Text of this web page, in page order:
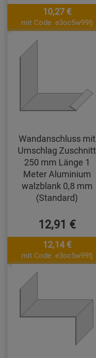
10,27 €
mit Code: e3oc5w99fj
Wandanschluss mit
Umschlag Zuschnitt
250 mm Länge 1
Meter Aluminium
walzblank 0,8 mm
(Standard)
12,91 €
12,14 €
mit Code: e3oc5w99fj